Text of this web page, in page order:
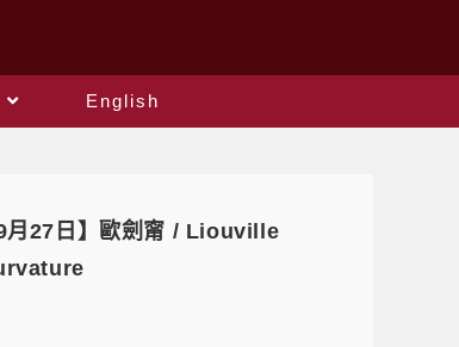
English
月27日】歐劍甯 / Liouville